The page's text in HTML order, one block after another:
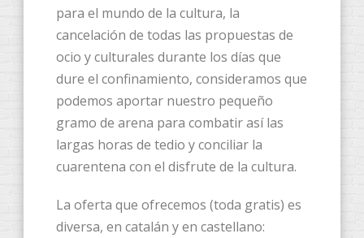
para el mundo de la cultura, la
cancelación de todas las propuestas de
ocio y culturales durante los días que
dure el confinamiento, consideramos que
podemos aportar nuestro pequeño
gramo de arena para combatir así las
largas horas de tedio y conciliar la
cuarentena con el disfrute de la cultura.
La oferta que ofrecemos (toda gratis) es
diversa, en catalán y en castellano: